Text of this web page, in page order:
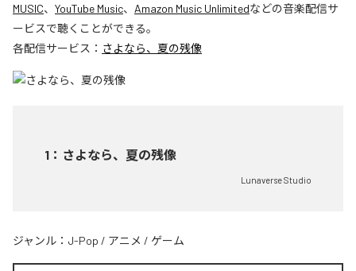
MUSIC、 YouTube Music、 Amazon Music Unlimitedなどの音楽配信サ
ービスで聴くことができる。
各配信サービス： さよなら、夏の残像
1 ： さよなら、夏の残像
Lunaverse Studio
ジャンル： J-Pop / アニメ / ゲーム